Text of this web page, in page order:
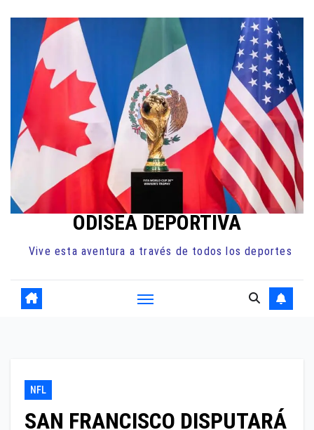
contenido
ODISEA DEPORTIVA
Vive esta aventura a través de todos los deportes
NFL
SAN FRANCISCO DISPUTARÁ